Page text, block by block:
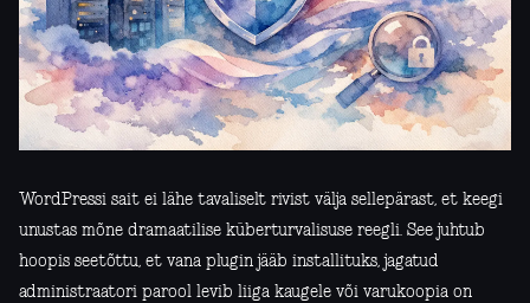
WordPressi sait ei lähe tavaliselt rivist välja sellepärast, et keegi
unustas mõne dramaatilise küberturvalisuse reegli. See juhtub
hoopis seetõttu, et vana plugin jääb installituks, jagatud
administraatori parool levib liiga kaugele või varukoopia on